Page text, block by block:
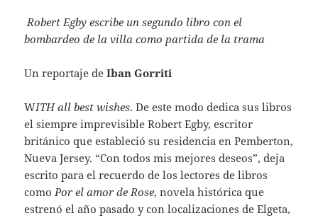
Robert Egby escribe un segundo libro con el
bombardeo de la villa como partida de la trama
Un reportaje deIban Gorriti
WITHall best wishes. De este modo dedica sus libros
el siempre imprevisible Robert Egby, escritor
británico que estableció su residencia en Pemberton,
Nueva Jersey. “Con todos mis mejores deseos”, deja
escrito para el recuerdo de los lectores de libros
comoPor el amor de Rose, novela histórica que
estrenó el año pasado y con localizaciones de Elgeta,